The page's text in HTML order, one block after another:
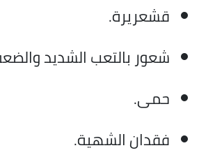
قشعريرة.
شعور بالتعب الشديد
حمى.
فقدان الشهية.